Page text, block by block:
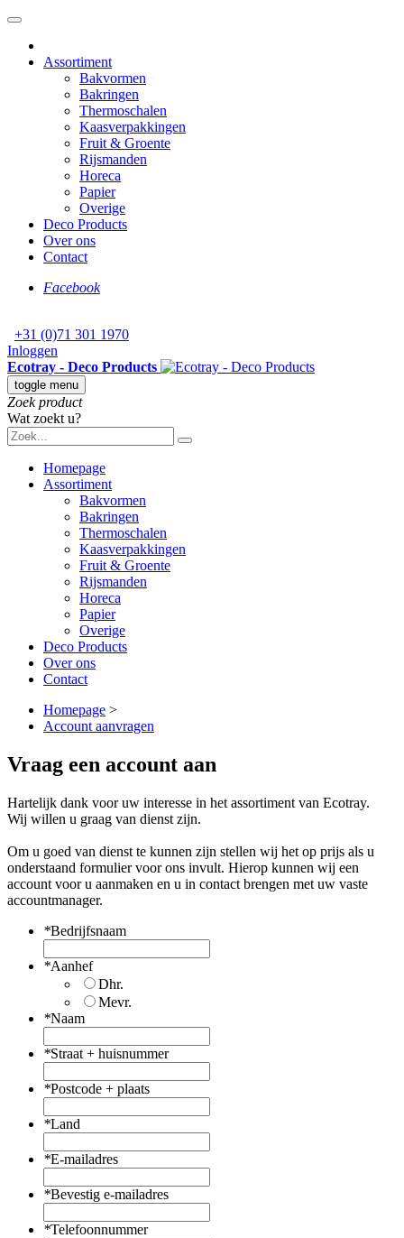
Assortiment
Bakvormen
Bakringen
Thermoschalen
Kaasverpakkingen
Fruit & Groente
Rijsmanden
Horeca
Papier
Overige
Deco Products
Over ons
Contact
Facebook
+31 (0)71 301 1970
Inloggen
Ecotray - Deco Products
toggle menu
Zoek product
Wat zoekt u?
Homepage
Assortiment
Bakvormen
Bakringen
Thermoschalen
Kaasverpakkingen
Fruit & Groente
Rijsmanden
Horeca
Papier
Overige
Deco Products
Over ons
Contact
Homepage >
Account aanvragen
Vraag een account aan
Hartelijk dank voor uw interesse in het assortiment van Ecotray.
Wij willen u graag van dienst zijn.
Om u goed van dienst te kunnen zijn stellen wij het op prijs als u
onderstaand formulier voor ons invult. Hierop kunnen wij een
account voor u aanmaken en u in contact brengen met uw vaste
accountmanager.
*Bedrijfsnaam
*Aanhef
Dhr.
Mevr.
*Naam
*Straat + huisnummer
*Postcode + plaats
*Land
*E-mailadres
*Bevestig e-mailadres
*Telefoonnummer